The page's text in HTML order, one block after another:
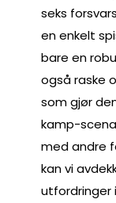
seks
en enkelt
bare en
også raske
som gjør
kamp-
med andre
kan vi
utfordringer